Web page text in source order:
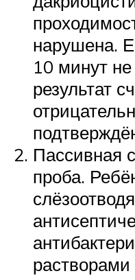
нарушена.
10 минут
результат
Пассивная
проба.